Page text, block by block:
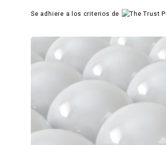
Se adhiere a los criterios de